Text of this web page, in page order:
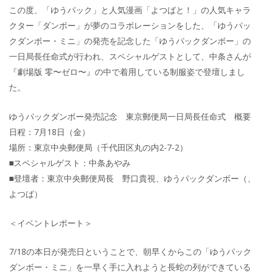
この度、「ゆうパック」と人気漫画「よつばと！」の人気キャラ
クター「ダンボー」が夢のコラボレーションをした、「ゆうパッ
クダンボー・ミニ」の発売を記念した「ゆうパックダンボー」の
一日局長任命式が行われ、スペシャルゲストとして、中条さんが
『劇場版 零〜ゼロ〜』の中で着用している制服姿で登壇しまし
た。
ゆうパックダンボー発売記念 東京郵便局一日局長任命式 概要
日程：7月18日（金）
場所：東京中央郵便局（千代田区丸の内2-7-2）
■スペシャルゲスト：中条あやみ
■登壇者：東京中央郵便局長 野口貴視、ゆうパックダンボー（、
よつば）
＜イベントレポート＞
7/18の本日が発売日ということで、朝早くからこの「ゆうパック
ダンボー・ミニ」を一早く手に入れようと長蛇の列ができている